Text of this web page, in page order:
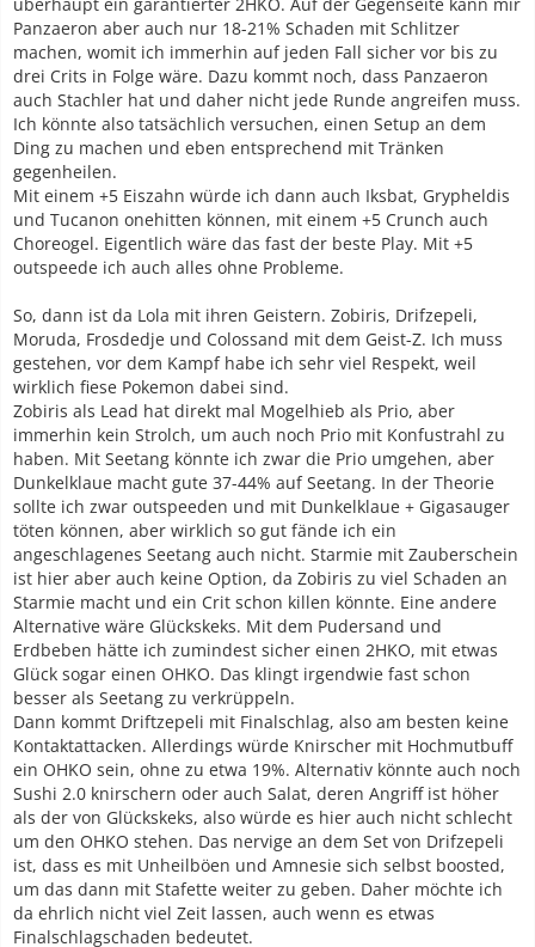
Panzaeron aber auch nur 18-21% Schaden mit Schlitzer
machen, womit ich immerhin auf jeden Fall sicher vor bis zu
drei Crits in Folge wäre. Dazu kommt noch, dass Panzaeron
auch Stachler hat und daher nicht jede Runde angreifen muss.
Ich könnte also tatsächlich versuchen, einen Setup an dem
Ding zu machen und eben entsprechend mit Tränken
gegenheilen.
Mit einem +5 Eiszahn würde ich dann auch Iksbat, Grypheldis
und Tucanon onehitten können, mit einem +5 Crunch auch
Choreogel. Eigentlich wäre das fast der beste Play. Mit +5
outspeede ich auch alles ohne Probleme.
So, dann ist da Lola mit ihren Geistern. Zobiris, Drifzepeli,
Moruda, Frosdedje und Colossand mit dem Geist-Z. Ich muss
gestehen, vor dem Kampf habe ich sehr viel Respekt, weil
wirklich fiese Pokemon dabei sind.
Zobiris als Lead hat direkt mal Mogelhieb als Prio, aber
immerhin kein Strolch, um auch noch Prio mit Konfustrahl zu
haben. Mit Seetang könnte ich zwar die Prio umgehen, aber
Dunkelklaue macht gute 37-44% auf Seetang. In der Theorie
sollte ich zwar outspeeden und mit Dunkelklaue + Gigasauger
töten können, aber wirklich so gut fände ich ein
angeschlagenes Seetang auch nicht. Starmie mit Zauberschein
ist hier aber auch keine Option, da Zobiris zu viel Schaden an
Starmie macht und ein Crit schon killen könnte. Eine andere
Alternative wäre Glückskeks. Mit dem Pudersand und
Erdbeben hätte ich zumindest sicher einen 2HKO, mit etwas
Glück sogar einen OHKO. Das klingt irgendwie fast schon
besser als Seetang zu verkrüppeln.
Dann kommt Driftzepeli mit Finalschlag, also am besten keine
Kontaktattacken. Allerdings würde Knirscher mit Hochmutbuff
ein OHKO sein, ohne zu etwa 19%. Alternativ könnte auch noch
Sushi 2.0 knirschern oder auch Salat, deren Angriff ist höher
als der von Glückskeks, also würde es hier auch nicht schlecht
um den OHKO stehen. Das nervige an dem Set von Drifzepeli
ist, dass es mit Unheilböen und Amnesie sich selbst boosted,
um das dann mit Stafette weiter zu geben. Daher möchte ich
da ehrlich nicht viel Zeit lassen, auch wenn es etwas
Finalschlagschaden bedeutet.